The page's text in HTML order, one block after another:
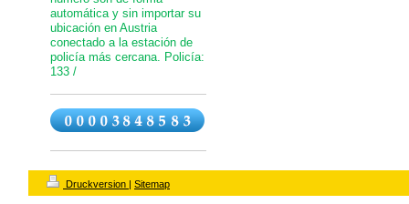
automática y sin importar su
ubicación en Austria
conectado a la estación de
policía más cercana. Policía:
133 /
Druckversion | Sitemap